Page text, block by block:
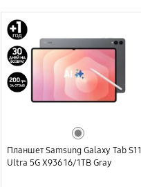
Планшет Samsung Galaxy Tab S11
Ultra 5G X936 16/1TB Gray